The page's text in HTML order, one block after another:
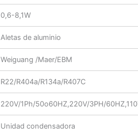
0,6-8,1W
Aletas de aluminio
Weiguang /Maer/EBM
R22/R404a/R134a/R407C
220V/1Ph/50o60HZ,220V/3PH/
Unidad condensadora